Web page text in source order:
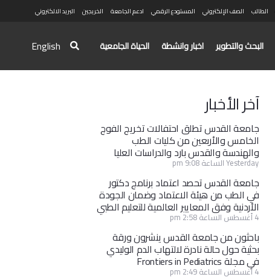
الطالب الصف الإلكتروني المستودع الرقمي ادعم الجامعة الخريجين البريد الالكتروني
البحث والتطوير اخبار وانشطة الحياة الجامعية English
آخر الأخبار
جامعة القدس تطلق احتفالات تخريج الفوج
الخامس والأربعين من كليات الطب
والهندسة والقدس بارد والدراسات العليا
Yesterday الساعة 9:08 pm
جامعة القدس تحصد اعتماد برنامج دكتور
في الطب من هيئة الاعتماد وضمان الجودة
الأردنية وفق المعايير العالمية للتعليم الطبي
4 أغسطس الساعة 2:58 pm
باحثون من جامعة القدس ينشرون ورقة
بحثية حول حالة نادرة لالتهاب الدم الوليدي
في مجلة Frontiers in Pediatrics
4 أغسطس الساعة 2:49 pm